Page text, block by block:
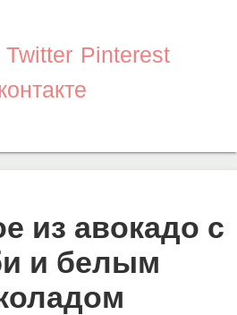
Twitter Pinterest
из авокадо с
и белым